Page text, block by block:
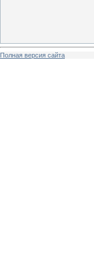
Полная версия сайта